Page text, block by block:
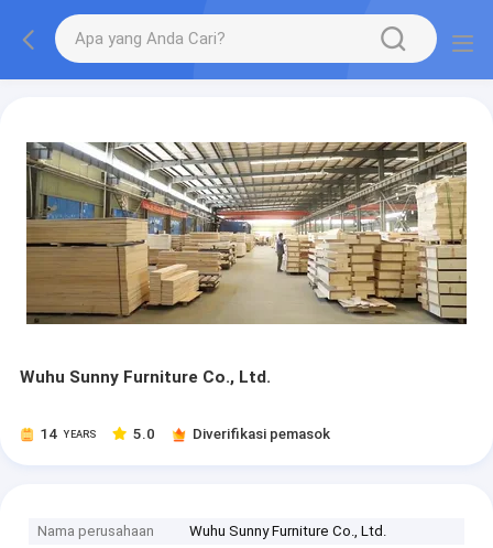
Wuhu Sunny Furniture Co., Ltd.
14 YEARS 5.0 Diverifikasi pemasok
Nama perusahaan
Wuhu Sunny Furniture Co., Ltd.